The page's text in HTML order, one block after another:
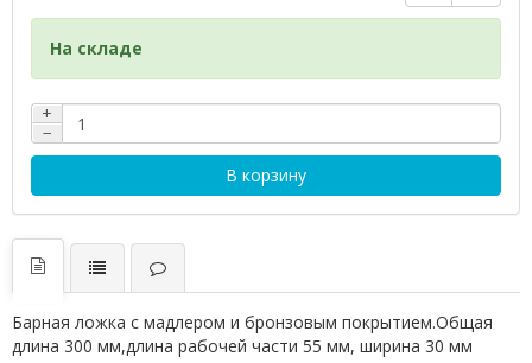
На складе
+
−
В корзину
Барная ложка с мадлером и бронзовым покрытием.Общая
длина 300 мм,длина рабочей части 55 мм, ширина 30 мм